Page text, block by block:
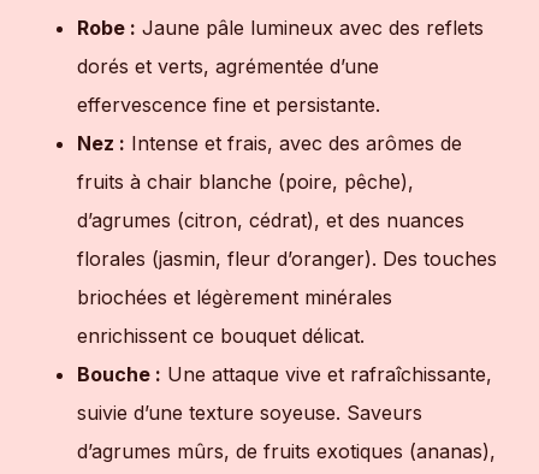
Robe : Jaune pâle lumineux avec des reflets
dorés et verts, agrémentée d’une
effervescence fine et persistante.
Nez : Intense et frais, avec des arômes de
fruits à chair blanche (poire, pêche),
d’agrumes (citron, cédrat), et des nuances
florales (jasmin, fleur d’oranger). Des touches
briochées et légèrement minérales
enrichissent ce bouquet délicat.
Bouche : Une attaque vive et rafraîchissante,
suivie d’une texture soyeuse. Saveurs
d’agrumes mûrs, de fruits exotiques (ananas),